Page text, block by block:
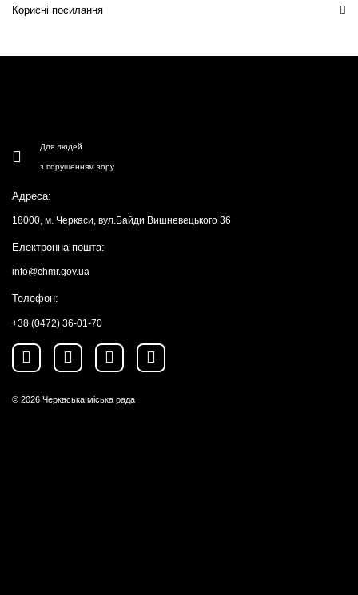
Корисні посилання
Для людей
з порушенням зору
Адреса:
18000, м. Черкаси, вул.Байди Вишневецького 36
Електронна пошта:
info@chmr.gov.ua
Телефон:
+38 (0472) 36-01-70
© 2026 Черкаська міська рада